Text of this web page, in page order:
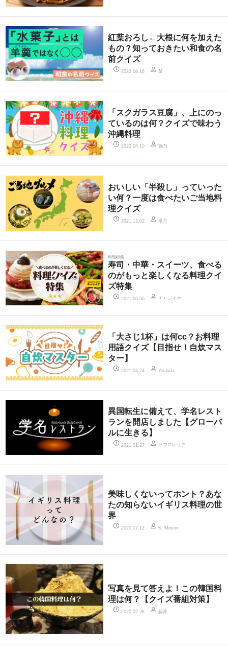
紅葉おろし←大根に何を加えた
もの？知っておきたい和食の名
前クイズ
2022.08.16 栞
「スクガラス豆腐」、上にのっ
ているのは何？クイズで味わう
沖縄料理
2022.04.10 鞠乃
おいしい「半殺し」っていった
い何？一度は食べたいご当地料
理クイズ
2021.12.02 皐月
料理特集
寿司・中華・スイーツ、食べる
のがもっと楽しくなる料理クイ
ズ特集
2021.06.06 チャンイケ
「大さじ1杯」は何cc？お料理
用語クイズ【目指せ！自炊マス
ター】
2021.03.24 Yoshida
異国転生に備えて、学名レスト
ランを開店しました【グローバ
ルに生きる】
2021.01.27 ソフロレリア
美味しくないってホント？あな
たの知らないイギリス料理の世
界
2020.07.12 K. Mimori
写真を見て答えよ！この韓国料
理は何？【クイズ番組対策】
2020.02.28 藤原